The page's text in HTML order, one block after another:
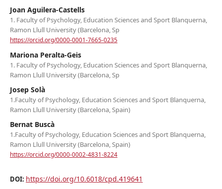
Joan Aguilera-Castells
1. Faculty of Psychology, Education Sciences and Sport Blanquerna,
Ramon Llull University (Barcelona, Sp
https://orcid.org/0000-0001-7665-0235
Mariona Peralta-Geis
1. Faculty of Psychology, Education Sciences and Sport Blanquerna,
Ramon Llull University (Barcelona, Sp
Josep Solà
1.Faculty of Psychology, Education Sciences and Sport Blanquerna,
Ramon Llull University (Barcelona, Spain)
Bernat Buscà
1.Faculty of Psychology, Education Sciences and Sport Blanquerna,
Ramon Llull University (Barcelona, Spain)
https://orcid.org/0000-0002-4831-8224
DOI: https://doi.org/10.6018/cpd.419641